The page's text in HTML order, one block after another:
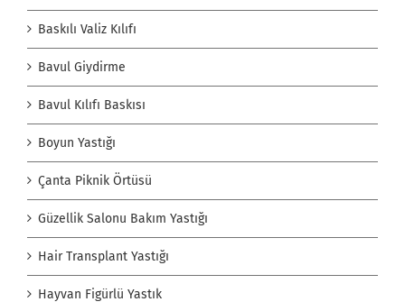
Baskılı Valiz Kılıfı
Bavul Giydirme
Bavul Kılıfı Baskısı
Boyun Yastığı
Çanta Piknik Örtüsü
Güzellik Salonu Bakım Yastığı
Hair Transplant Yastığı
Hayvan Figürlü Yastık